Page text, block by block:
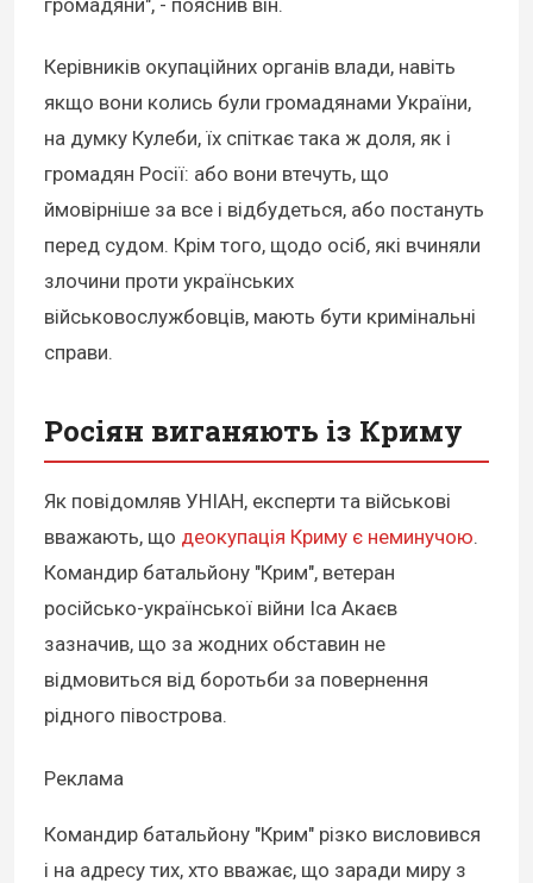
громадяни", - пояснив він.
Керівників окупаційних органів влади, навіть
якщо вони колись були громадянами України,
на думку Кулеби, їх спіткає така ж доля, як і
громадян Росії: або вони втечуть, що
ймовірніше за все і відбудеться, або постануть
перед судом. Крім того, щодо осіб, які вчиняли
злочини проти українських
військовослужбовців, мають бути кримінальні
справи.
Росіян виганяють із Криму
Як повідомляв УНІАН, експерти та військові
вважають, що деокупація Криму є неминучою.
Командир батальйону "Крим", ветеран
російсько-української війни Іса Акаєв
зазначив, що за жодних обставин не
відмовиться від боротьби за повернення
рідного півострова.
Реклама
Командир батальйону "Крим" різко висловився
і на адресу тих, хто вважає, що заради миру з